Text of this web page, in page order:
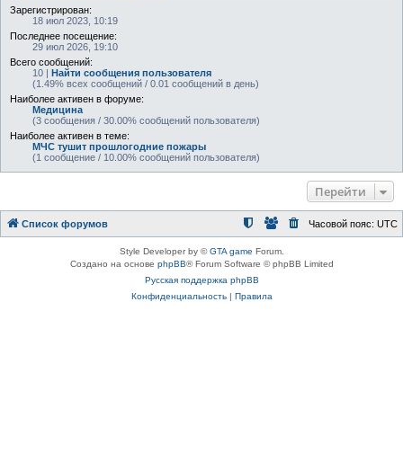
Зарегистрирован:
18 июл 2023, 10:19
Последнее посещение:
29 июл 2026, 19:10
Всего сообщений:
10 | Найти сообщения пользователя
(1.49% всех сообщений / 0.01 сообщений в день)
Наиболее активен в форуме:
Медицина
(3 сообщения / 30.00% сообщений пользователя)
Наиболее активен в теме:
МЧС тушит прошлогодние пожары
(1 сообщение / 10.00% сообщений пользователя)
Перейти
Список форумов Часовой пояс: UTC
Style Developer by ©GTA game Forum.
Создано на основе phpBB® Forum Software © phpBB Limited
Русская поддержка phpBB
Конфиденциальность| Правила